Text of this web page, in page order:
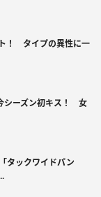
！ タイプの異性に一
シーズン初キス！ 女
タックワイドパン